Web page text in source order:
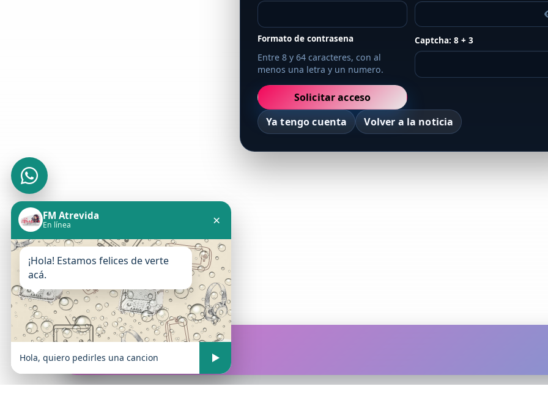
Formato de contrasena
Entre 8 y 64 caracteres, con al
menos una letra y un numero.
Captcha: 8 + 3
Solicitar acceso
Ya tengo cuenta
Volver a la noticia
FM Atrevida
En vivo
FM Atrevida
En línea ×
¡Hola! Estamos felices de verte
acá.